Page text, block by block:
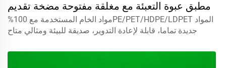
مطبق عبوة التعبئة مع مغلقة مفتوحة مضخة تقديم
غطاء لعلاج الشامبو الجلد
المواد PE/PET/HDPE/LDPETمواد الخام المستخدمة مع 100%
جديدة تماما، قابلة لإعادة التدوير، صديقة للبيئة ومثالي متاح